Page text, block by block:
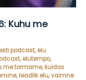
Kuhu me
podcast,elu
,elutempo,
me tormame,kuidas
,teadlik elu,vaimne